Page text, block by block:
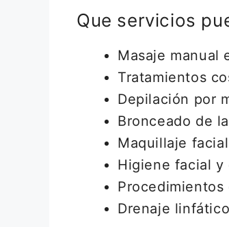
Que servicios
Masaje manual
Tratamientos
Depilación por
Bronceado de
Maquillaje
Higiene facial y
Drenaje